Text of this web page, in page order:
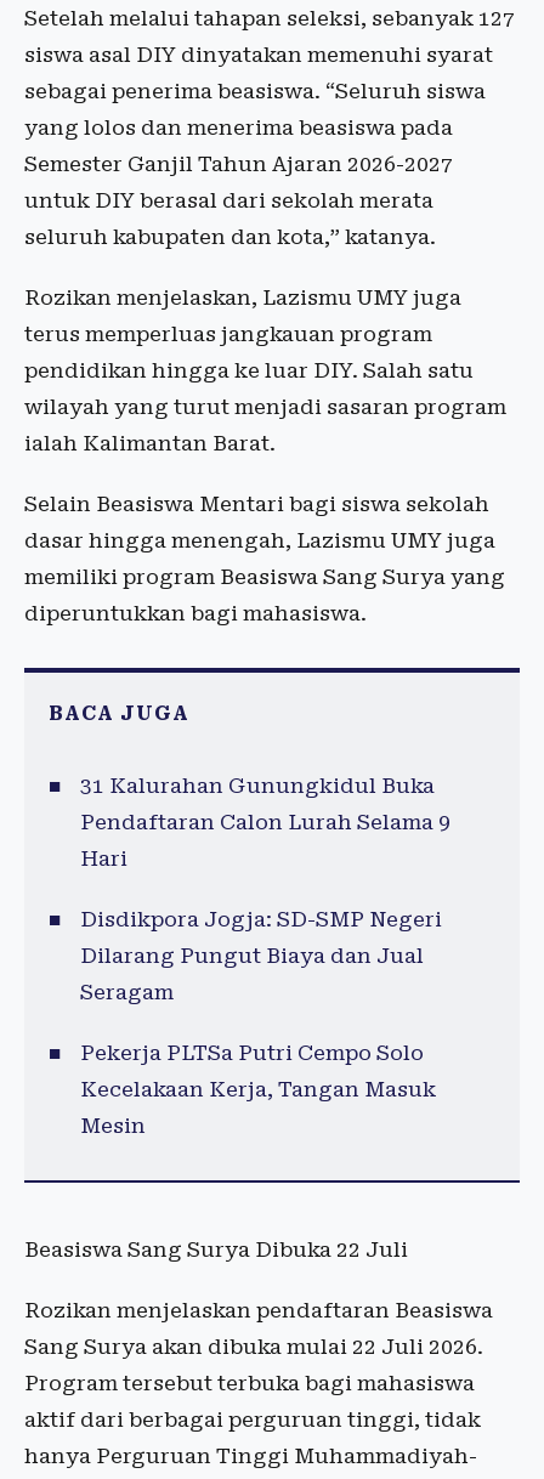
Setelah melalui tahapan seleksi, sebanyak 127
siswa asal DIY dinyatakan memenuhi syarat
sebagai penerima beasiswa. “Seluruh siswa
yang lolos dan menerima beasiswa pada
Semester Ganjil Tahun Ajaran 2026-2027
untuk DIY berasal dari sekolah merata
seluruh kabupaten dan kota,” katanya.
Rozikan menjelaskan, Lazismu UMY juga
terus memperluas jangkauan program
pendidikan hingga ke luar DIY. Salah satu
wilayah yang turut menjadi sasaran program
ialah Kalimantan Barat.
Selain Beasiswa Mentari bagi siswa sekolah
dasar hingga menengah, Lazismu UMY juga
memiliki program Beasiswa Sang Surya yang
diperuntukkan bagi mahasiswa.
BACA JUGA
31 Kalurahan Gunungkidul Buka
Pendaftaran Calon Lurah Selama 9
Hari
Disdikpora Jogja: SD-SMP Negeri
Dilarang Pungut Biaya dan Jual
Seragam
Pekerja PLTSa Putri Cempo Solo
Kecelakaan Kerja, Tangan Masuk
Mesin
Beasiswa Sang Surya Dibuka 22 Juli
Rozikan menjelaskan pendaftaran Beasiswa
Sang Surya akan dibuka mulai 22 Juli 2026.
Program tersebut terbuka bagi mahasiswa
aktif dari berbagai perguruan tinggi, tidak
hanya Perguruan Tinggi Muhammadiyah-